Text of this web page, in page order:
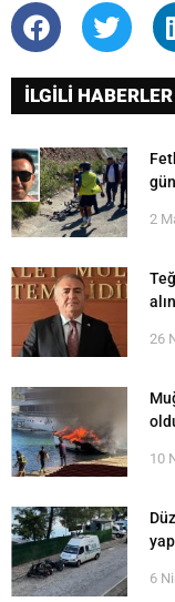
İLGİLİ HABERLER
2
26
10
6